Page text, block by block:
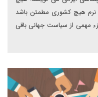
نرم هیچ کشوری مطمئن باشد
مهمی از سیاست جهانی باقی